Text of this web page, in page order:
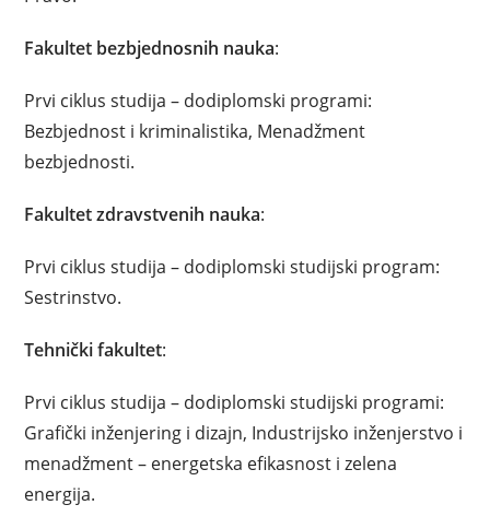
Fakultet bezbjednosnih nauka:
Prvi ciklus studija – dodiplomski programi:
Bezbjednost i kriminalistika, Menadžment
bezbjednosti.
Fakultet zdravstvenih nauka:
Prvi ciklus studija – dodiplomski studijski program:
Sestrinstvo.
Tehnički fakultet:
Prvi ciklus studija – dodiplomski studijski programi:
Grafički inženjering i dizajn, Industrijsko inženjerstvo i
menadžment – energetska efikasnost i zelena
energija.